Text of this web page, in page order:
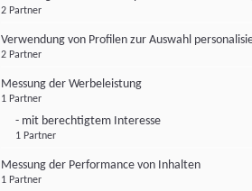
2 Partner
Verwendung von Profilen zur Auswahl
2 Partner
Messung der Werbeleistung
1 Partner
- mit berechtigtem Interesse
1 Partner
Messung der Performance von Inhalten
1 Partner